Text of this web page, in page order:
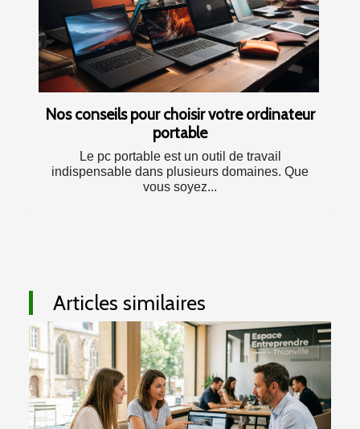
Nos conseils pour choisir votre ordinateur
portable
Le pc portable est un outil de travail
indispensable dans plusieurs domaines. Que
vous soyez...
Articles similaires